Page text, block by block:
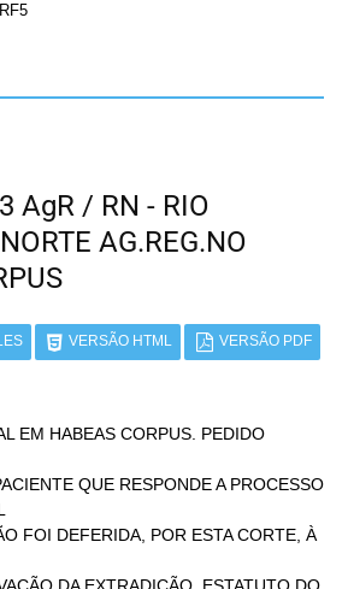
AgR / RN - RIO
AG.REG.NO
VERSÃO HTML VERSÃO PDF
EM HABEAS CORPUS. PEDIDO